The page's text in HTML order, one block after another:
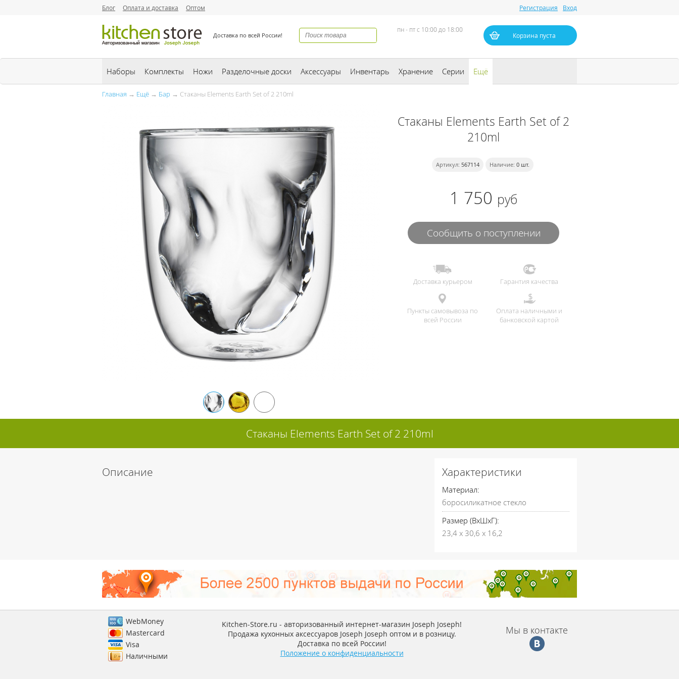
Блог Оплата и доставка Оптом Регистрация Вход
Доставка по всей России!
пн - пт с 10:00 до 18:00
Корзина пуста
Наборы Комплекты Ножи Разделочные доски Аксессуары Инвентарь Хранение Серии Ещё
Главная → Ещё → Бар → Стаканы Elements Earth Set of 2 210ml
Стаканы Elements Earth Set of 2
210ml
Артикул: 567114 Наличие: 0шт.
1 750 руб
Сообщить о поступлении
Доставка курьером Гарантия качества
Пункты самовывоза по
всей России
Оплата наличными и
банковской картой
Стаканы Elements Earth Set of 2 210ml
Описание Характеристики
Материал:
боросиликатное стекло
Размер (ВхШхГ):
23,4 х 30,6 х 16,2
WebMoney
Mastercard
Visa
Наличными
Kitchen-Store.ru - авторизованный интернет-магазин Joseph Joseph!
Продажа кухонных аксессуаров Joseph Joseph оптом и в розницу.
Доставка по всей России!
Положение о конфиденциальности
Мы в контакте